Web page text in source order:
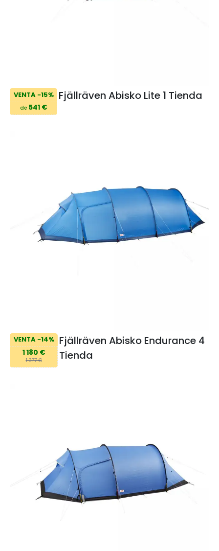
VENTA -15%
de541 €
Fjällräven Abisko Lite 1 Tienda
VENTA -14%
1 180 €
1 377 €
Fjällräven Abisko Endurance 4
Tienda